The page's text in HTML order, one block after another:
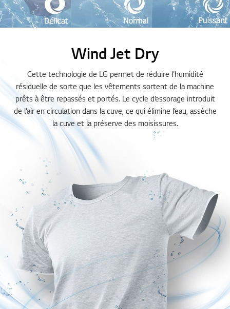
Wind Jet Dry
Cette technologie de LG permet de réduire l’humidité
résiduelle de sorte que les vêtements sortent de la machine
prêts à être repassés et portés. Le cycle d’essorage introduit
de l’air en circulation dans la cuve, ce qui élimine l’eau, assèche
la cuve et la préserve des moisissures.